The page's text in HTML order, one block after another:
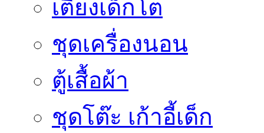
เตียงเด็กโต
ชุดเครื่องนอน
ตู้เสื้อผ้า
ชุดโต๊ะ เก้าอี้เด็ก